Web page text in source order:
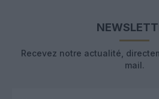
Recevez notre actualité,
mail.